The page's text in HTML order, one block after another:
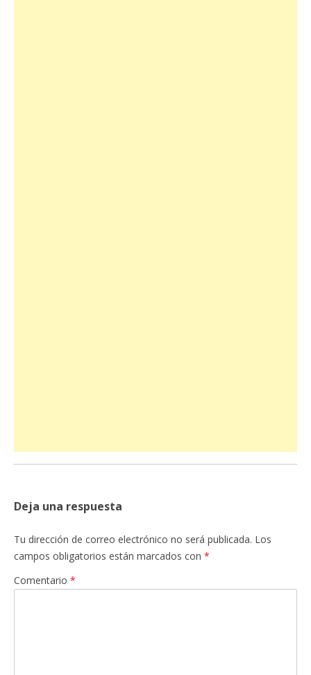
Deja una respuesta
Tu dirección de correo electrónico no será publicada. Los
campos obligatorios están marcados con *
Comentario *